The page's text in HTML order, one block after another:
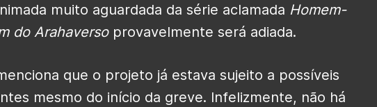
muito aguardada da série aclamada Homem-
do Arahaversoprovavelmente será adiada.
que o projeto já estava sujeito a possíveis
mesmo do início da greve. Infelizmente, não há